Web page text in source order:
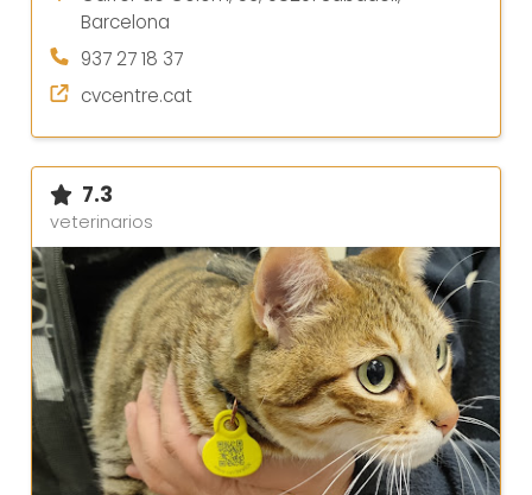
Barcelona
937 27 18 37
cvcentre.cat
7.3
veterinarios